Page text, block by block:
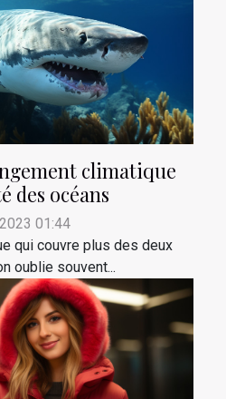
climatique
des océans
01:44
qui couvre plus des deux
oublie souvent...